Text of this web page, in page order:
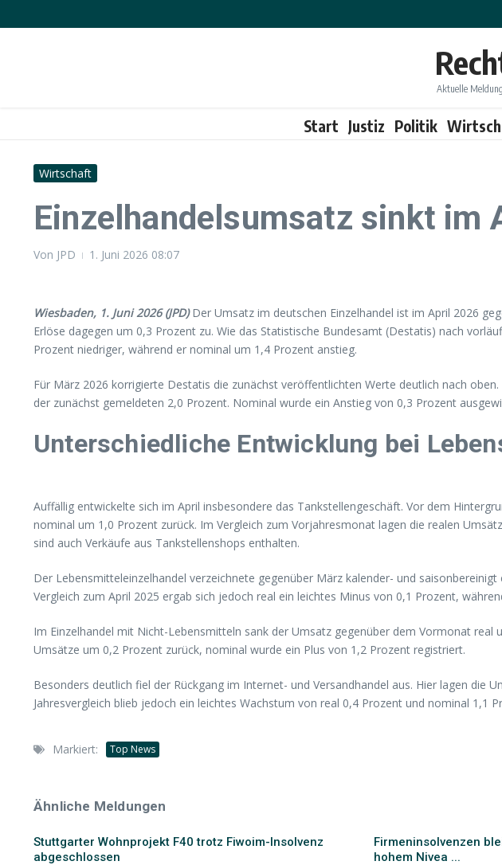
Aktuelle
Start Justiz Politik
Wirtschaft
Einzelhandelsumsatz sinkt im
Von JPD 1. Juni 2026 08:07
Wiesbaden, 1. Juni 2026 (JPD)Der Umsatz im deutschen Einzelhandel ist im April 2026
Erlöse dagegen um 0,3 Prozent zu. Wie das Statistische Bundesamt (Destatis) nach
Prozent niedriger, während er nominal um 1,4 Prozent anstieg.
Für März 2026 korrigierte Destatis die zunächst veröffentlichten Werte deutlich nach
der zunächst gemeldeten 2,0 Prozent. Nominal wurde ein Anstieg von 0,3 Prozent
Unterschiedliche Entwicklung bei
Auffällig entwickelte sich im April insbesondere das Tankstellengeschäft. Vor dem
nominal um 1,0 Prozent zurück. Im Vergleich zum Vorjahresmonat lagen die realen
sind auch Verkäufe aus Tankstellenshops enthalten.
Der Lebensmitteleinzelhandel verzeichnete gegenüber März kalender- und
Vergleich zum April 2025 ergab sich jedoch real ein leichtes Minus von 0,1 Prozent,
Im Einzelhandel mit Nicht-Lebensmitteln sank der Umsatz gegenüber dem Vormonat
Umsätze um 0,2 Prozent zurück, nominal wurde ein Plus von 1,2 Prozent registriert.
Besonders deutlich fiel der Rückgang im Internet- und Versandhandel aus. Hier lagen
Jahresvergleich blieb jedoch ein leichtes Wachstum von real 0,4 Prozent und nominal 1,1
Markiert: Top News
Ähnliche Meldungen
Stuttgarter Wohnprojekt F40 trotz Fiwoim-Insolvenz
abgeschlossen
Firmeninsolvenzen
hohem Nivea ...